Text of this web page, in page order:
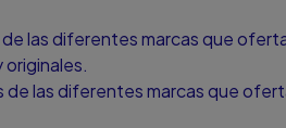
las diferentes marcas que
las diferentes marcas que